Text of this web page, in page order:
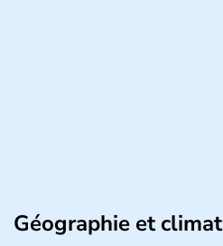
Géographie et climat